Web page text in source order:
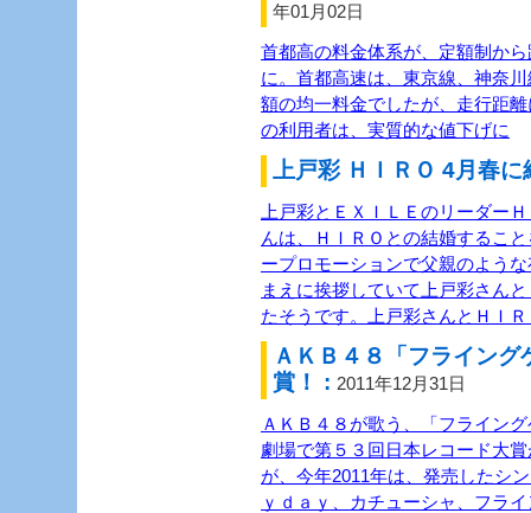
年01月02日
首都高の料金体系が、定額制か
に。首都高速は、東京線、神奈
額の均一料金でしたが、走行距
の利用者は、実質的な値下げに
上戸彩 ＨＩＲＯ 4月春
上戸彩とＥＸＩＬＥのリーダー
んは、ＨＩＲＯとの結婚するこ
ープロモーションで父親のよう
まえに挨拶していて上戸彩さん
たそうです。上戸彩さんとＨＩ
ＡＫＢ４８「フライン
賞！ : 2011年12月31日
ＡＫＢ４８が歌う、「フライン
劇場で第５３回日本レコード大
が、今年2011年は、発売したシ
ｙｄａｙ、カチューシャ、フラ